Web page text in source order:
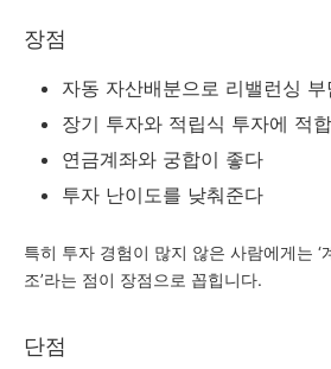
장점
자동 자산배분으로 리밸런싱
장기 투자와 적립식 투자에 적
연금계좌와 궁합이 좋다
투자 난이도를 낮춰준다
특히 투자 경험이 많지 않은 사람에게는 ‘
조’라는 점이 장점으로 꼽힙니다.
단점